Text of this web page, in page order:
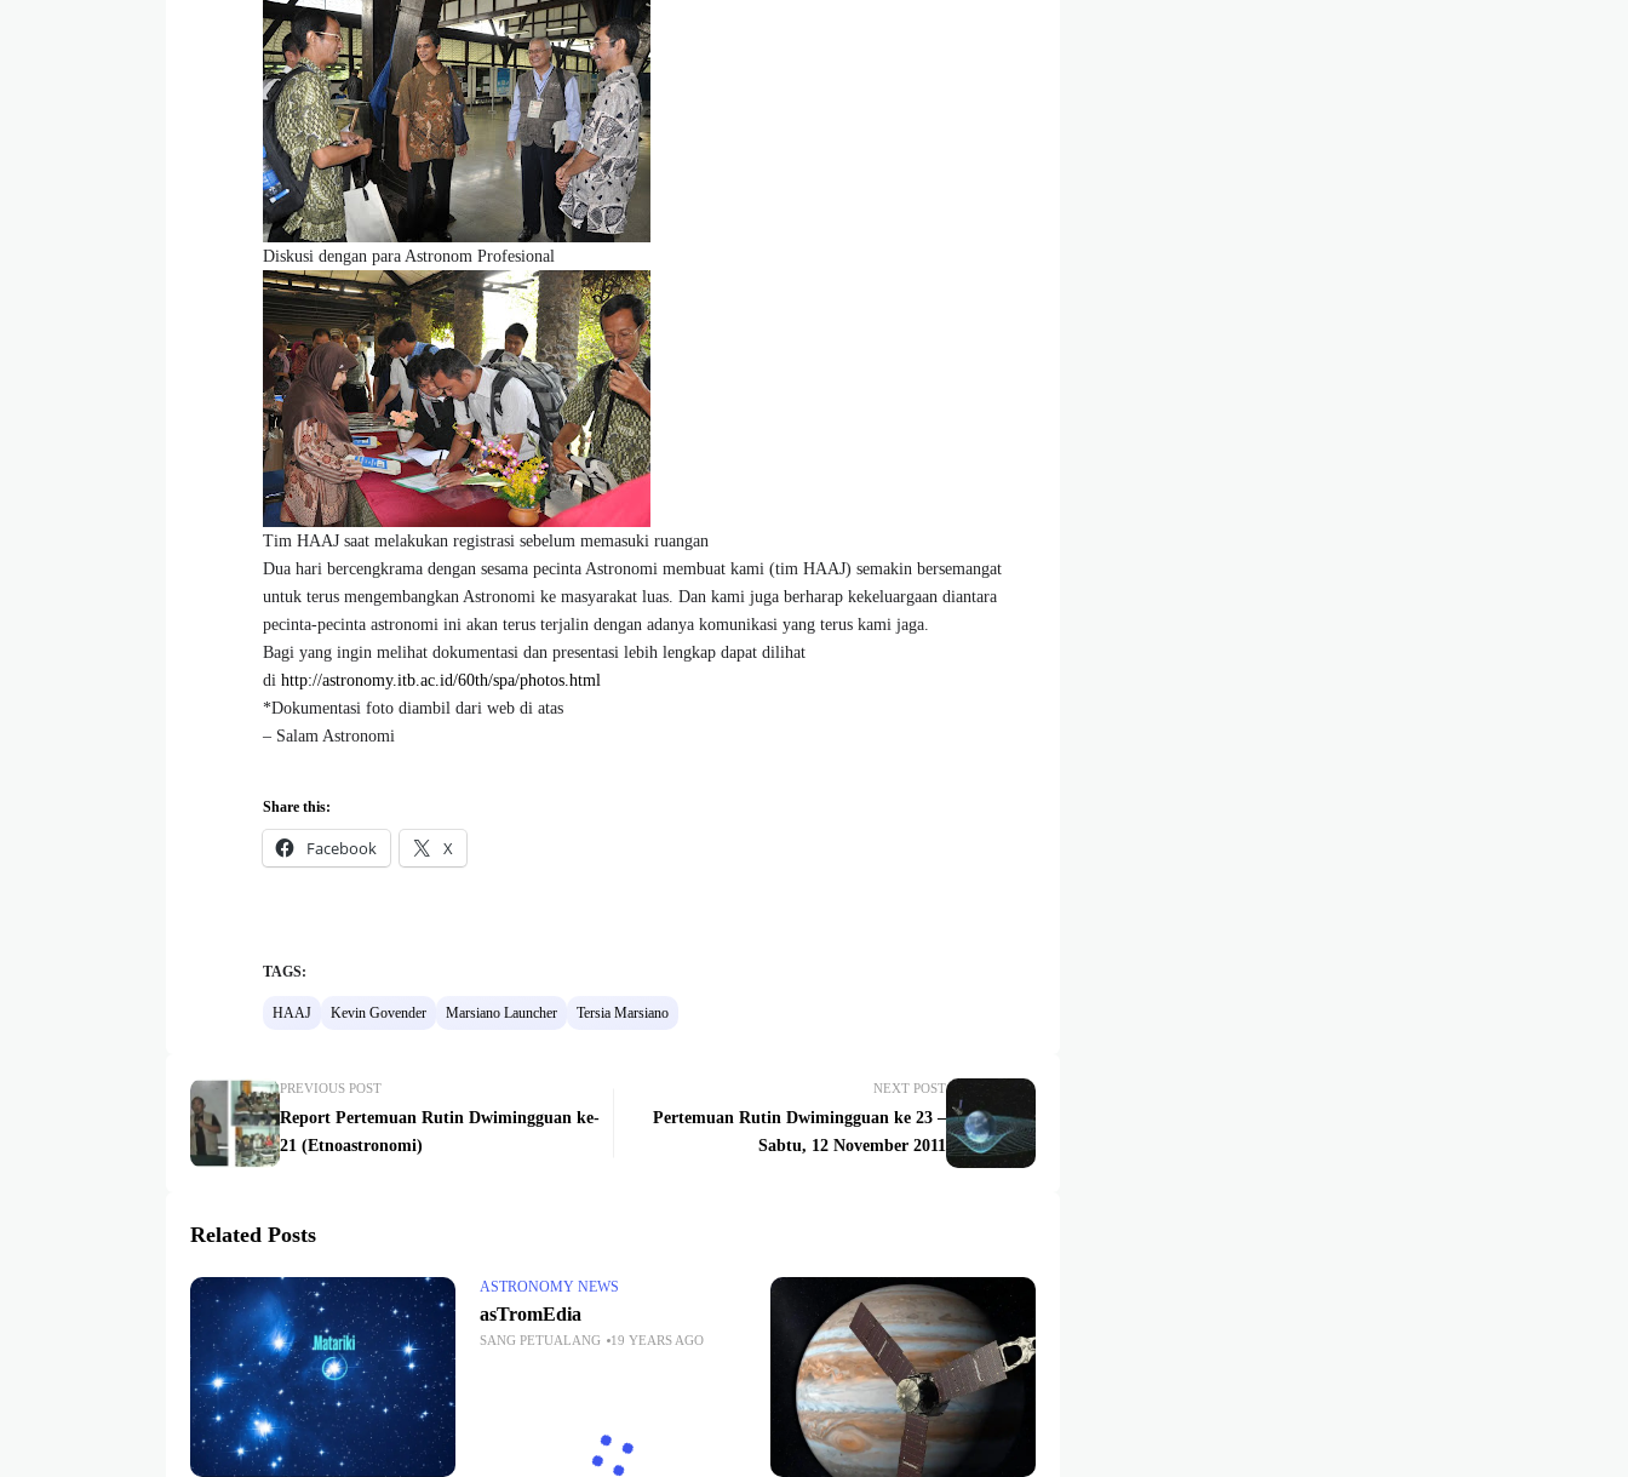
Diskusi dengan para Astronom Profesional
Tim HAAJ saat melakukan registrasi sebelum memasuki ruangan
Dua hari bercengkrama dengan sesama pecinta Astronomi membuat kami (tim HAAJ) semakin bersemangat
untuk terus mengembangkan Astronomi ke masyarakat luas. Dan kami juga berharap kekeluargaan diantara
pecinta-pecinta astronomi ini akan terus terjalin dengan adanya komunikasi yang terus kami jaga.
Bagi yang ingin melihat dokumentasi dan presentasi lebih lengkap dapat dilihat
di http://astronomy.itb.ac.id/60th/spa/photos.html
*Dokumentasi foto diambil dari web di atas
– Salam Astronomi
Share this:
Facebook X
TAGS:
HAAJ Kevin Govender Marsiano Launcher Tersia Marsiano
PREVIOUS POST
Report Pertemuan Rutin Dwimingguan ke-
21 (Etnoastronomi)
NEXT POST
Pertemuan Rutin Dwimingguan ke 23 –
Sabtu, 12 November 2011
Related Posts
ASTRONOMY NEWS
asTromEdia
SANG PETUALANG 19 YEARS AGO